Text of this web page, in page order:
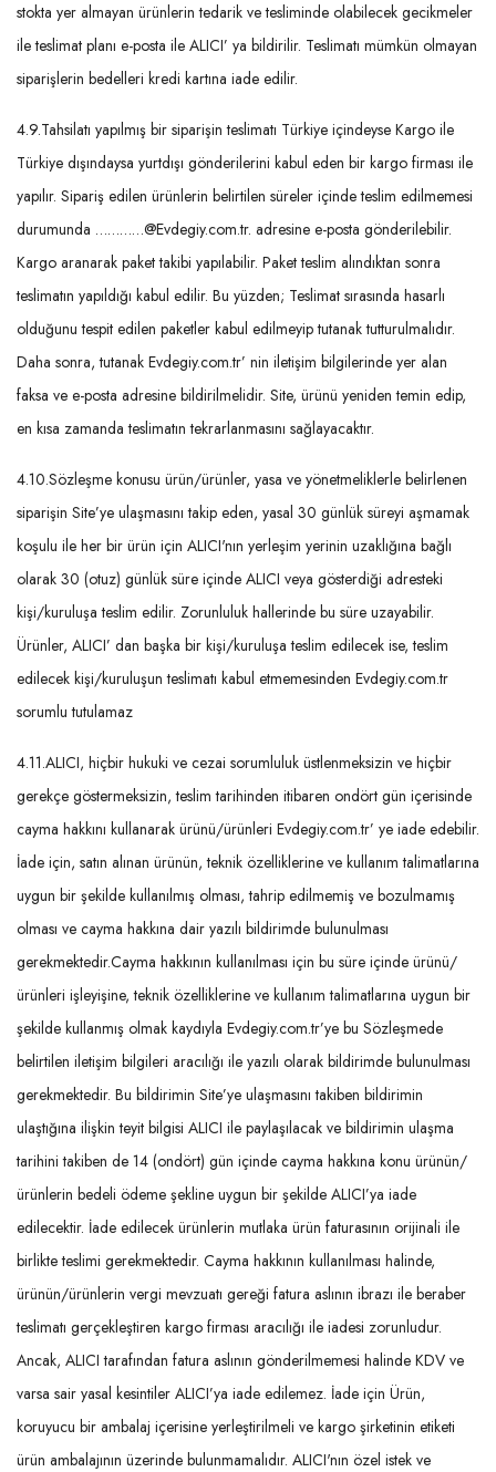
stokta yer almayan ürünlerin tedarik ve tesliminde olabilecek gecikmeler
ile teslimat planı e-posta ile ALICI’ ya bildirilir. Teslimatı mümkün olmayan
siparişlerin bedelleri kredi kartına iade edilir.
4.9.Tahsilatı yapılmış bir siparişin teslimatı Türkiye içindeyse Kargo ile
Türkiye dışındaysa yurtdışı gönderilerini kabul eden bir kargo firması ile
yapılır. Sipariş edilen ürünlerin belirtilen süreler içinde teslim edilmemesi
durumunda …………@Evdegiy.com.tr. adresine e-posta gönderilebilir.
Kargo aranarak paket takibi yapılabilir. Paket teslim alındıktan sonra
teslimatın yapıldığı kabul edilir. Bu yüzden; Teslimat sırasında hasarlı
olduğunu tespit edilen paketler kabul edilmeyip tutanak tutturulmalıdır.
Daha sonra, tutanak Evdegiy.com.tr’ nin iletişim bilgilerinde yer alan
faksa ve e-posta adresine bildirilmelidir. Site, ürünü yeniden temin edip,
en kısa zamanda teslimatın tekrarlanmasını sağlayacaktır.
4.10.Sözleşme konusu ürün/ürünler, yasa ve yönetmeliklerle belirlenen
siparişin Site’ye ulaşmasını takip eden, yasal 30 günlük süreyi aşmamak
koşulu ile her bir ürün için ALICI'nın yerleşim yerinin uzaklığına bağlı
olarak 30 (otuz) günlük süre içinde ALICI veya gösterdiği adresteki
kişi/kuruluşa teslim edilir. Zorunluluk hallerinde bu süre uzayabilir.
Ürünler, ALICI’ dan başka bir kişi/kuruluşa teslim edilecek ise, teslim
edilecek kişi/kuruluşun teslimatı kabul etmemesinden Evdegiy.com.tr
sorumlu tutulamaz
4.11.ALICI, hiçbir hukuki ve cezai sorumluluk üstlenmeksizin ve hiçbir
gerekçe göstermeksizin, teslim tarihinden itibaren ondört gün içerisinde
cayma hakkını kullanarak ürünü/ürünleri Evdegiy.com.tr’ ye iade edebilir.
İade için, satın alınan ürünün, teknik özelliklerine ve kullanım talimatlarına
uygun bir şekilde kullanılmış olması, tahrip edilmemiş ve bozulmamış
olması ve cayma hakkına dair yazılı bildirimde bulunulması
gerekmektedir.Cayma hakkının kullanılması için bu süre içinde ürünü/
ürünleri işleyişine, teknik özelliklerine ve kullanım talimatlarına uygun bir
şekilde kullanmış olmak kaydıyla Evdegiy.com.tr’ye bu Sözleşmede
belirtilen iletişim bilgileri aracılığı ile yazılı olarak bildirimde bulunulması
gerekmektedir. Bu bildirimin Site’ye ulaşmasını takiben bildirimin
ulaştığına ilişkin teyit bilgisi ALICI ile paylaşılacak ve bildirimin ulaşma
tarihini takiben de 14 (ondört) gün içinde cayma hakkına konu ürünün/
ürünlerin bedeli ödeme şekline uygun bir şekilde ALICI’ya iade
edilecektir. İade edilecek ürünlerin mutlaka ürün faturasının orijinali ile
birlikte teslimi gerekmektedir. Cayma hakkının kullanılması halinde,
ürünün/ürünlerin vergi mevzuatı gereği fatura aslının ibrazı ile beraber
teslimatı gerçekleştiren kargo firması aracılığı ile iadesi zorunludur.
Ancak, ALICI tarafından fatura aslının gönderilmemesi halinde KDV ve
varsa sair yasal kesintiler ALICI’ya iade edilemez. İade için Ürün,
koruyucu bir ambalaj içerisine yerleştirilmeli ve kargo şirketinin etiketi
ürün ambalajının üzerinde bulunmamalıdır. ALICI'nın özel istek ve